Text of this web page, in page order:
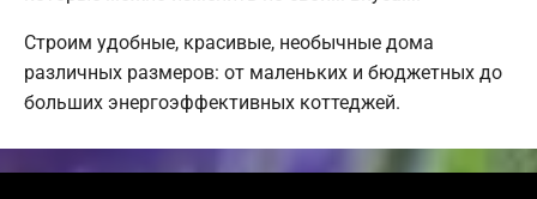
Строим удобные, красивые, необычные дома
различных размеров: от маленьких и бюджетных до
больших энергоэффективных коттеджей.